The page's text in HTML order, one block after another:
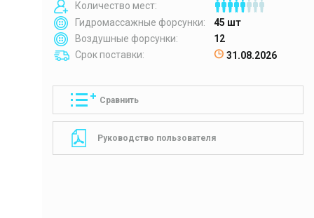
Количество мест:
Гидромассажные форсунки:
45 шт
Воздушные форсунки:
12
Срок поставки:
31.08.2026
Сравнить
Руководство пользователя